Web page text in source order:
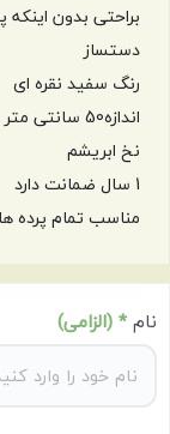
براحتی بدون
دستساز
رنگ سفید نقره ای
اندازه50 سانتی متر
نخ ابریشم
1 سال ضمانت دارد
مناسب تمام پرده ها
نام* (الزامی)